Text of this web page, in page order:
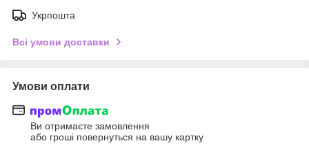
Укрпошта
Всі умови доставки
Умови оплати
Ви отримаєте замовлення
або гроші повернуться на вашу картку